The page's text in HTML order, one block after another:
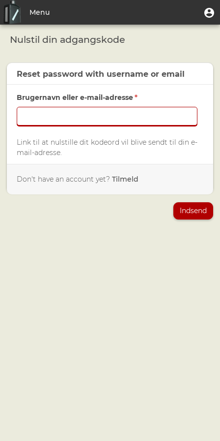
hovedindhold
User
account
menu
Menu
Toggle
navigation
Nulstil din adgangskode
Reset password with username or email
Brugernavn eller e-mail-adresse*
Link til at nulstille dit kodeord vil blive sendt til din e-
mail-adresse.
Don't have an account yet? Tilmeld
Indsend